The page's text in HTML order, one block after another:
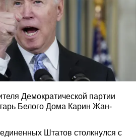
Демократической партии
Белого Дома Карин Жан-
Штатов столкнулся с